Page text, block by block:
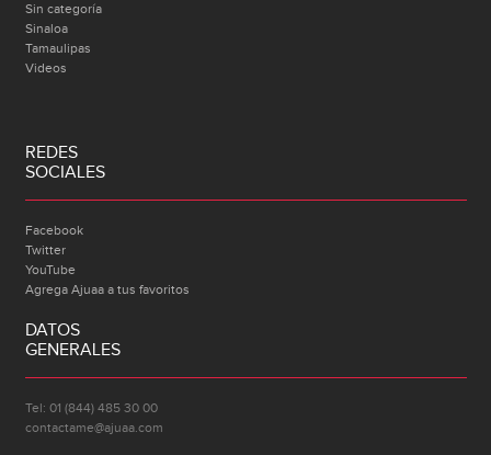
Sin categoría
Sinaloa
Tamaulipas
Videos
REDES
SOCIALES
Facebook
Twitter
YouTube
Agrega Ajuaa a tus favoritos
DATOS
GENERALES
Tel: 01 (844) 485 30 00
contactame@ajuaa.com